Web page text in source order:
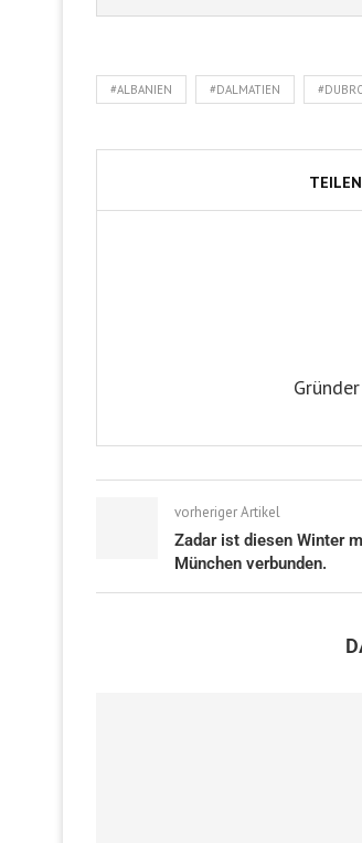
#ALBANIEN #DALMATIEN
TEILEN
vorheriger Artikel
Zadar ist diesen Winter
München verbunden.